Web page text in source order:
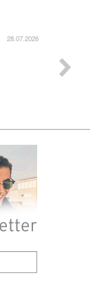
28.07.2026